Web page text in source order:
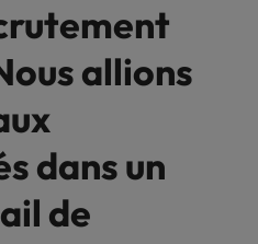
allions
dans un
de